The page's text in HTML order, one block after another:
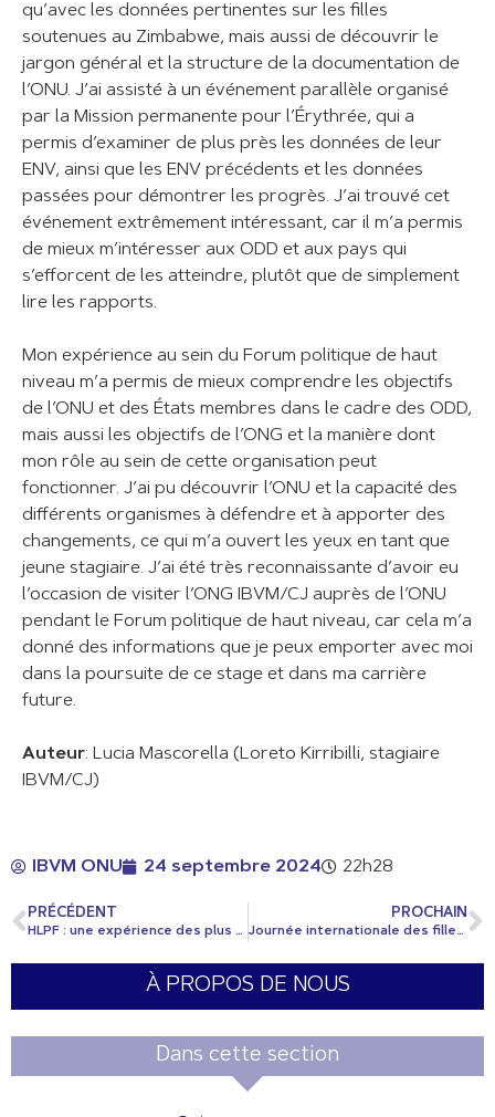
qu’avec les données pertinentes sur les filles
soutenues au Zimbabwe, mais aussi de découvrir le
jargon général et la structure de la documentation de
l’ONU. J’ai assisté à un événement parallèle organisé
par la Mission permanente pour l’Érythrée, qui a
permis d’examiner de plus près les données de leur
ENV, ainsi que les ENV précédents et les données
passées pour démontrer les progrès. J’ai trouvé cet
événement extrêmement intéressant, car il m’a permis
de mieux m’intéresser aux ODD et aux pays qui
s’efforcent de les atteindre, plutôt que de simplement
lire les rapports.
Mon expérience au sein du Forum politique de haut
niveau m’a permis de mieux comprendre les objectifs
de l’ONU et des États membres dans le cadre des ODD,
mais aussi les objectifs de l’ONG et la manière dont
mon rôle au sein de cette organisation peut
fonctionner. J’ai pu découvrir l’ONU et la capacité des
différents organismes à défendre et à apporter des
changements, ce qui m’a ouvert les yeux en tant que
jeune stagiaire. J’ai été très reconnaissante d’avoir eu
l’occasion de visiter l’ONG IBVM/CJ auprès de l’ONU
pendant le Forum politique de haut niveau, car cela m’a
donné des informations que je peux emporter avec moi
dans la poursuite de ce stage et dans ma carrière
future.
Auteur: Lucia Mascorella (Loreto Kirribilli, stagiaire
IBVM/CJ)
IBVM ONU 24 septembre 2024 22h28
PRÉCÉDENT
HLPF : une expérience des plus énergisantes
PROCHAIN
Journée internationale des filles 2024
À PROPOS DE NOUS
Dans cette section